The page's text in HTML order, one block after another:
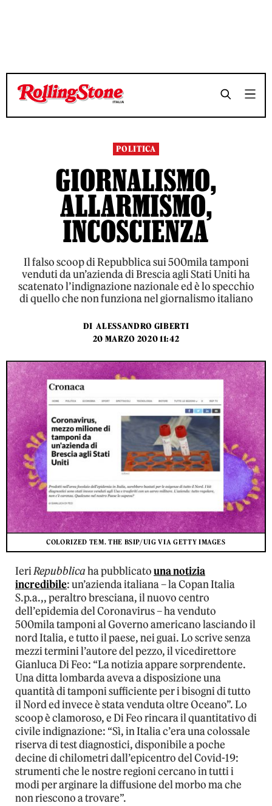
TEMPO DI LETTURA 6 MINUTI
TEMPO DI LETTURA 6 MINUTI
POLITICA
GIORNALISMO,
ALLARMISMO,
INCOSCIENZA
Il falso scoop di Repubblica sui 500mila tamponi
venduti da un’azienda di Brescia agli Stati Uniti ha
scatenato l’indignazione nazionale ed è lo specchio
di quello che non funziona nel giornalismo italiano
DI ALESSANDRO GIBERTI
20 MARZO 2020 11:42
COLORIZED TEM. THE BSIP/UIG VIA GETTY IMAGES
IeriRepubblicaha pubblicatouna notizia
incredibile: un’azienda italiana – la Copan Italia
S.p.a.,, peraltro bresciana, il nuovo centro
dell’epidemia del Coronavirus – ha venduto
500mila tamponi al Governo americano lasciando il
nord Italia, e tutto il paese, nei guai. Lo scrive senza
mezzi termini l’autore del pezzo, il vicedirettore
Gianluca Di Feo: “La notizia appare sorprendente.
Una ditta lombarda aveva a disposizione una
quantità di tamponi sufficiente per i bisogni di tutto
il Nord ed invece è stata venduta oltre Oceano”. Lo
scoop è clamoroso, e Di Feo rincara il quantitativo di
civile indignazione: “Sì, in Italia c’era una colossale
riserva di test diagnostici, disponibile a poche
decine di chilometri dall’epicentro del Covid-19:
strumenti che le nostre regioni cercano in tutti i
modi per arginare la diffusione del morbo ma che
non riescono a trovare”.